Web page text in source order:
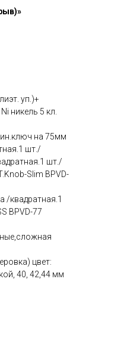
уп.)+
никель 5 кл.
на 75мм
шт./
шт./
Slim BPVD-
/квадратная.1
BPVD-77
цвет:
40, 42,44 мм